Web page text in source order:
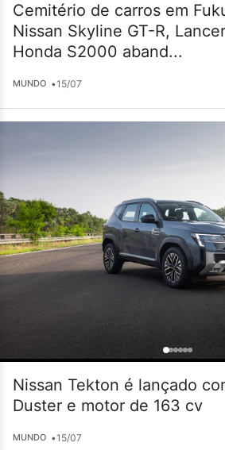
Cemitério de carros em
Nissan Skyline GT-R,
Honda S2000 aband...
MUNDO •15/07
Nissan Tekton é lançado
Duster e motor de 163 cv
MUNDO •15/07